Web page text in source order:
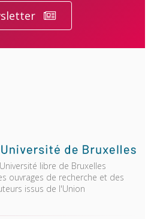
libre de Bruxelles
ouvrages de recherche et des
issus de l'Union